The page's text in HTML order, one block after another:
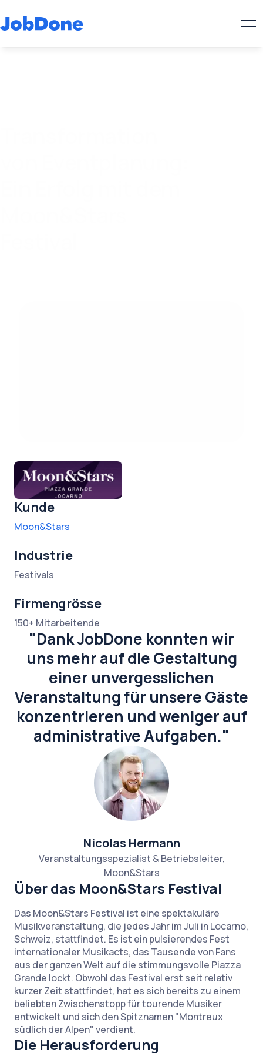
Kunde
Moon&Stars
Industrie
Festivals
Firmengrösse
150+ Mitarbeitende
"Dank JobDone konnten wir
uns mehr auf die Gestaltung
einer unvergesslichen
Veranstaltung für unsere Gäste
konzentrieren und weniger auf
administrative Aufgaben."
Nicolas Hermann
Veranstaltungsspezialist & Betriebsleiter,
Moon&Stars
Über das Moon&Stars Festival
Das Moon&Stars Festival ist eine spektakuläre
Musikveranstaltung, die jedes Jahr im Juli in Locarno,
Schweiz, stattfindet. Es ist ein pulsierendes Fest
internationaler Musikacts, das Tausende von Fans
aus der ganzen Welt auf die stimmungsvolle Piazza
Grande lockt. Obwohl das Festival erst seit relativ
kurzer Zeit stattfindet, hat es sich bereits zu einem
beliebten Zwischenstopp für tourende Musiker
entwickelt und sich den Spitznamen "Montreux
südlich der Alpen" verdient.
Die Herausforderung